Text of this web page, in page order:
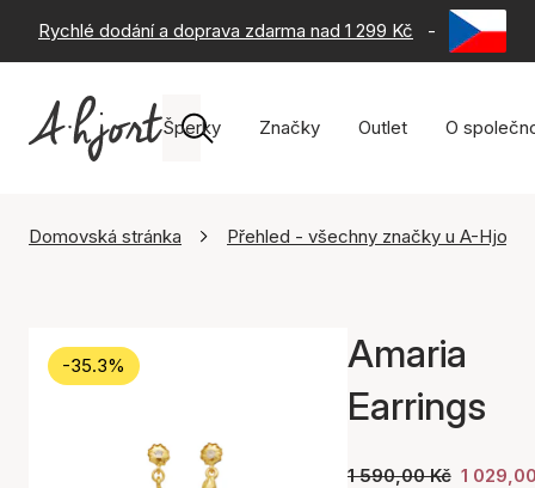
Rychlé dodání a doprava zdarma nad 1 299 Kč - 60 dní
Šperky Značky Outlet O
Domovská stránka Přehled - všechny značky u A-Hjort
-35.3%
Amaria
Earrings
1 590,00 Kč 1